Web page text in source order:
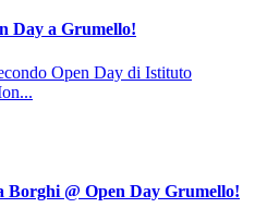
Day a Grumello!
Open Day di Istituto
Borghi @ Open Day Grumello!